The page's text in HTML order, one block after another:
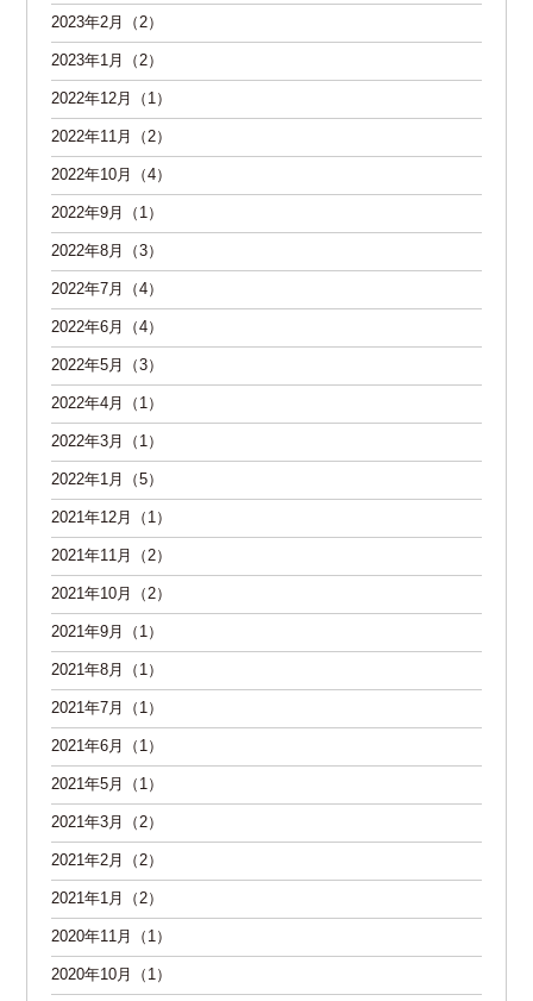
2023年2月（2）
2023年1月（2）
2022年12月（1）
2022年11月（2）
2022年10月（4）
2022年9月（1）
2022年8月（3）
2022年7月（4）
2022年6月（4）
2022年5月（3）
2022年4月（1）
2022年3月（1）
2022年1月（5）
2021年12月（1）
2021年11月（2）
2021年10月（2）
2021年9月（1）
2021年8月（1）
2021年7月（1）
2021年6月（1）
2021年5月（1）
2021年3月（2）
2021年2月（2）
2021年1月（2）
2020年11月（1）
2020年10月（1）